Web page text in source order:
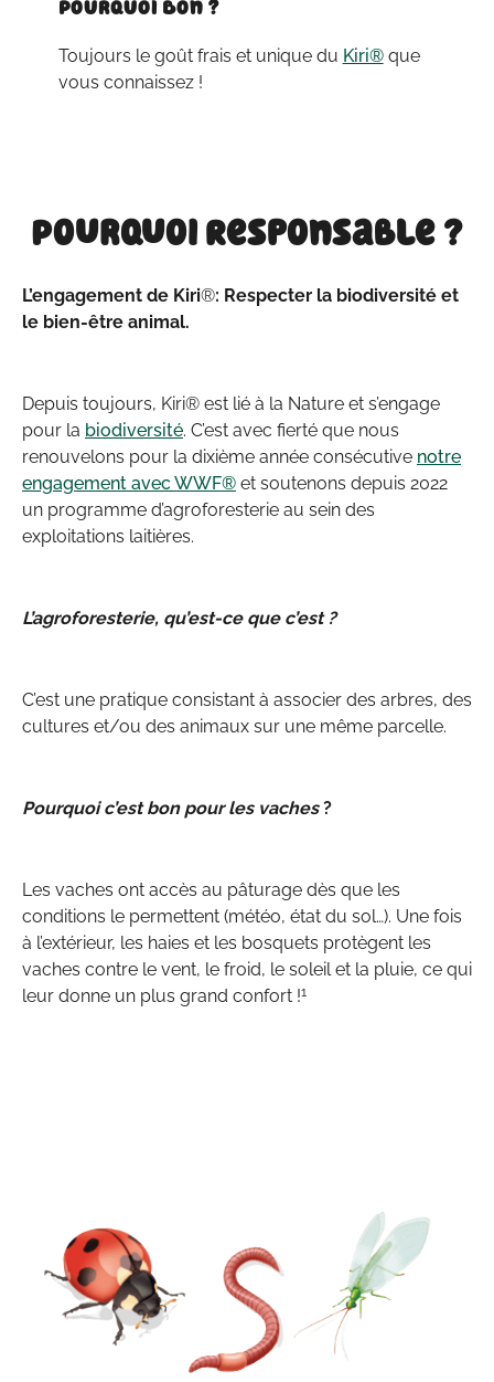
Pourquoi Bon ?
Toujours le goût frais et unique du Kiri®que
vous connaissez !
Pourquoi Responsable ?
L’engagement de Kiri®: Respecter la biodiversité et
le bien-être animal.
Depuis toujours, Kiri® est lié à la Nature et s’engage
pour la biodiversité. C’est avec fierté que nous
renouvelons pour la dixième année consécutive notre
engagement avec WWF® et soutenons depuis 2022
un programme d’agroforesterie au sein des
exploitations laitières.
L’agroforesterie, qu’est-ce que c’est ?
C’est une pratique consistant à associer des arbres, des
cultures et/ou des animaux sur une même parcelle.
Pourquoi c’est bon pour les vaches?
Les vaches ont accès au pâturage dès que les
conditions le permettent (météo, état du sol…). Une fois
à l’extérieur, les haies et les bosquets protègent les
vaches contre le vent, le froid, le soleil et la pluie, ce qui
leur donne un plus grand confort !1